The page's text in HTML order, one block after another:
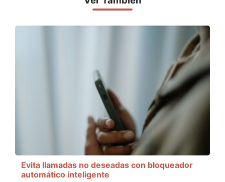
Evita llamadas no deseadas con bloqueador
automático inteligente